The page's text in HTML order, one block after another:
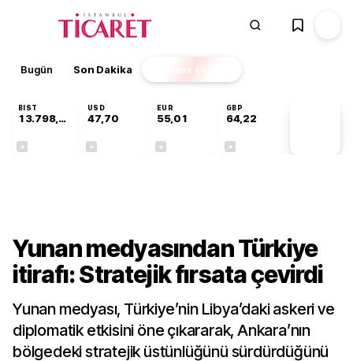
Bugün Son Dakika Finans EKSTRA
BIST
13.798,82
USD
47,70
EUR
55,01
GBP
64,22
Yunan medyasından Türkiye
itirafı: Stratejik fırsata çevirdi
Yunan medyası, Türkiye’nin Libya’daki askeri ve
diplomatik etkisini öne çıkararak, Ankara’nın
bölgedeki stratejik üstünlüğünü sürdürdüğünü